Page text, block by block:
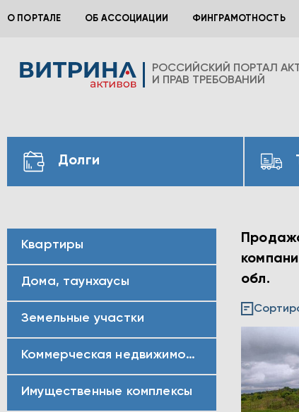
О ПОРТАЛЕ ОБ АССОЦИАЦИИ ФИНГРАМОТНОСТЬ
РОССИЙСКИЙ ПОРТАЛ
И ПРАВ ТРЕБОВАНИЙ
Долги
Квартиры
Дома, таунхаусы
Земельные участки
Коммерческая недвижимость
Имущественные комплексы
обл.